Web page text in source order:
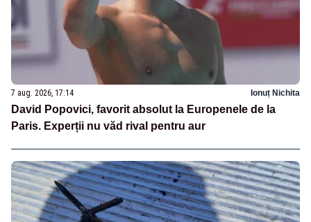
7 aug. 2026, 17:14 Ionuț Nichita
David Popovici, favorit absolut la Europenele de la
Paris. Experții nu văd rival pentru aur